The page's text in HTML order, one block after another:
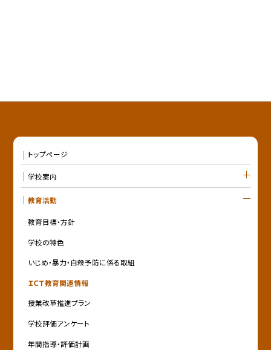
トップページ
学校案内
教育活動
教育目標・方針
学校の特色
いじめ・暴力・自殺予防に係る取組
ＩＣＴ教育関連情報
授業改革推進プラン
学校評価アンケート
年間指導・評価計画